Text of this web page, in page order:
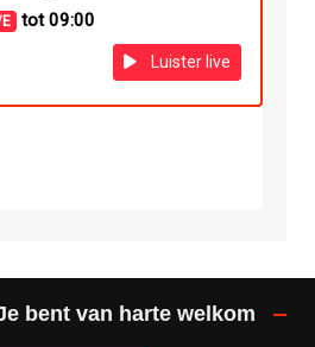
bent van harte welkom